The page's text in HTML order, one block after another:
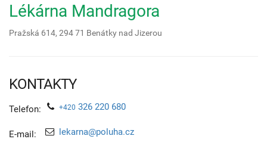
Lékárna Mandragora
Pražská 614, 294 71 Benátky nad Jizerou
KONTAKTY
Telefon: +420 326 220 680
E-mail: lekarna@poluha.cz